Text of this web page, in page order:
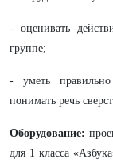
- оценивать
группе;
- уметь
понимать речь
Оборудование:
для 1 класса